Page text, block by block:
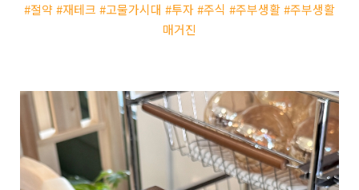
#절약 #재테크 #고물가시대 #투자 #주식 #주부생활 #주부생활
매거진